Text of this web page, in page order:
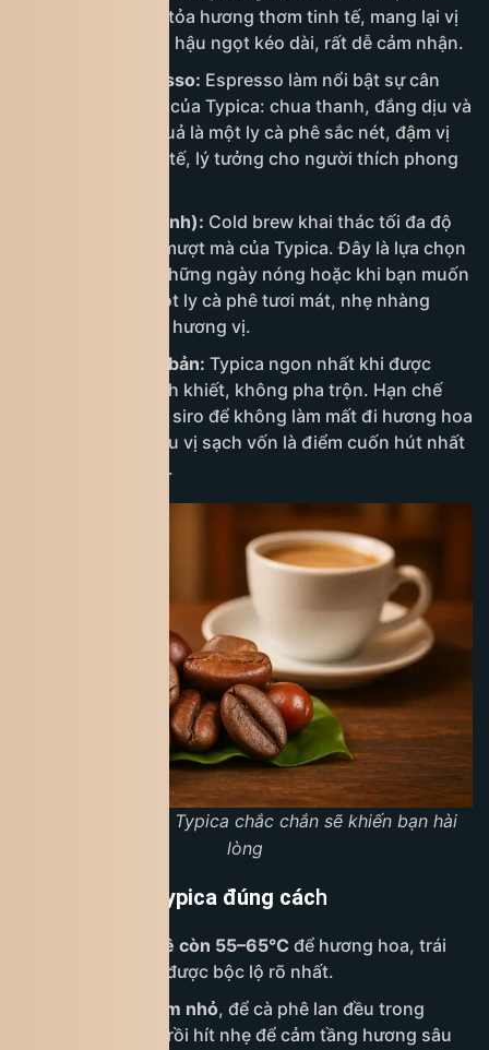
giúp Typica lan tỏa hương thơm tinh tế, mang lại vị
thanh nhẹ cùng hậu ngọt kéo dài, rất dễ cảm nhận.
Pha máy Espresso: Espresso làm nổi bật sự cân
bằng đặc trưng của Typica: chua thanh, đắng dịu và
ngọt mịn. Kết quả là một ly cà phê sắc nét, đậm vị
nhưng vẫn tinh tế, lý tưởng cho người thích phong
Cold Brew (ủ lạnh): Cold brew khai thác tối đa độ
ngọt dịu và sự mượt mà của Typica. Đây là lựa chọn
hoàn hảo cho những ngày nóng hoặc khi bạn muốn
thưởng thức một ly cà phê tươi mát, nhẹ nhàng
nhưng vẫn giàu hương vị.
Giữ sự nguyên bản: Typica ngon nhất khi được
thưởng thức tinh khiết, không pha trộn. Hạn chế
đường, sữa hay siro để không làm mất đi hương hoa
thanh tao và hậu vị sạch vốn là điểm cuốn hút nhất
của loại hạt này.
Hương vị cà phê Typica chắc chắn sẽ khiến bạn hài
lòng
Thưởng thức Typica đúng cách
Uống khi cà phê còn 55–65°C để hương hoa, trái
cây và độ ngọt được bộc lộ rõ nhất.
Nhấp từng ngụm nhỏ, để cà phê lan đều trong
khoang miệng, rồi hít nhẹ để cảm tầng hương sâu